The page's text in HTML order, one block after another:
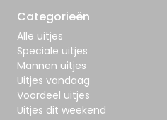
Categorieën
Alle uitjes
Speciale uitjes
Mannen uitjes
Uitjes vandaag
Voordeel uitjes
Uitjes dit weekend